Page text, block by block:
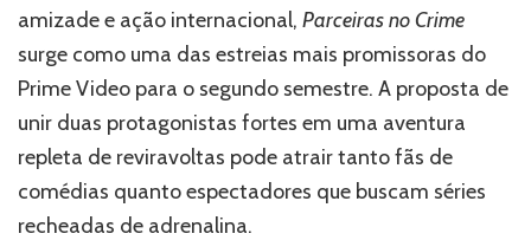
amizade e ação internacional, Parceiras no Crime
surge como uma das estreias mais promissoras do
Prime Video para o segundo semestre. A proposta de
unir duas protagonistas fortes em uma aventura
repleta de reviravoltas pode atrair tanto fãs de
comédias quanto espectadores que buscam séries
recheadas de adrenalina.